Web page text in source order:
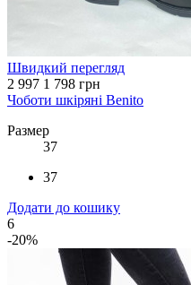
Швидкий перегляд
2 997 1 798 грн
Чоботи шкіряні Benito
Размер
37
37
Додати до кошику
6
-20%